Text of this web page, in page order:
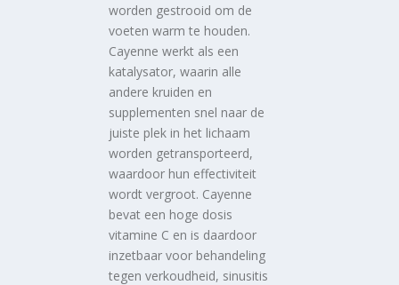
worden gestrooid om de
voeten warm te houden.
Cayenne werkt als een
katalysator, waarin alle
andere kruiden en
supplementen snel naar de
juiste plek in het lichaam
worden getransporteerd,
waardoor hun effectiviteit
wordt vergroot. Cayenne
bevat een hoge dosis
vitamine C en is daardoor
inzetbaar voor behandeling
tegen verkoudheid, sinusitis